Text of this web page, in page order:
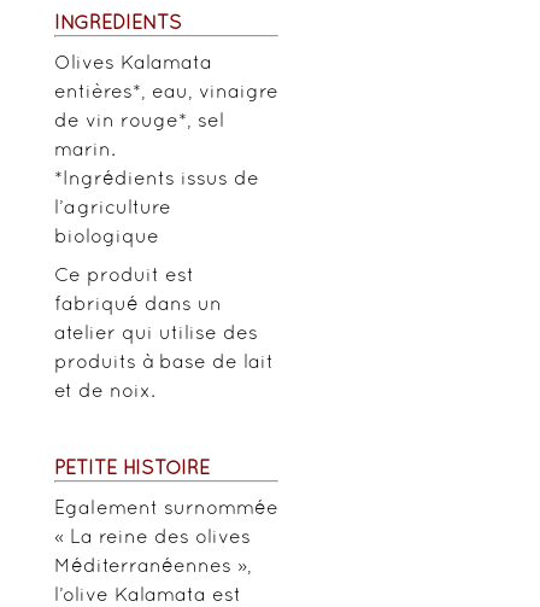
INGRÉDIENTS
Olives Kalamata
entières*, eau, vinaigre
de vin rouge*, sel
marin.
*Ingrédients issus de
l’agriculture
biologique
Ce produit est
fabriqué dans un
atelier qui utilise des
produits à base de lait
et de noix.
PETITE HISTOIRE
Egalement surnommée
« La reine des olives
Méditerranéennes »,
l’olive Kalamata est